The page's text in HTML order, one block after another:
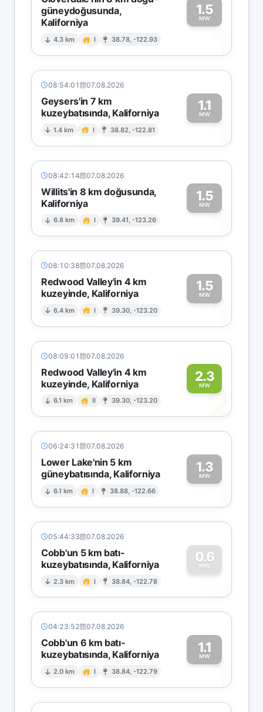
güneydoğusunda,
Kaliforniya
4.3 km I 38.78, -122.93
1.5
MW
1
08:54:01 07.08.2026
Geysers'in 7 km
kuzeybatısında, Kaliforniya
1.4 km I 38.82, -122.81
1.1
MW1
08:42:14 07.08.2026
Willits'in 8 km doğusunda,
Kaliforniya
6.8 km I 39.41, -123.26
1.5
MW1
08:10:38 07.08.2026
Redwood Valley'in 4 km
kuzeyinde, Kaliforniya
6.4 km I 39.30, -123.20
1.5
MW1
08:09:01 07.08.2026
Redwood Valley'in 4 km
kuzeyinde, Kaliforniya
6.1 km II 39.30, -123.20
2.3
MW2
06:24:31 07.08.2026
Lower Lake'nin 5 km
güneybatısında, Kaliforniya
6.1 km I 38.88, -122.66
1.3
MW1
05:44:33 07.08.2026
Cobb'un 5 km batı-
kuzeybatısında, Kaliforniya
2.3 km I 38.84, -122.78
0.6
MW
0
04:23:52 07.08.2026
Cobb'un 6 km batı-
kuzeybatısında, Kaliforniya
2.0 km I 38.84, -122.79
1.1
MW1